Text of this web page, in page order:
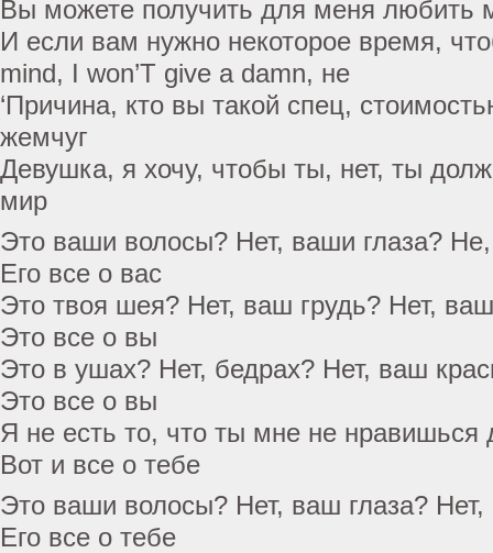
Вы можете получить для меня любить
И если вам нужно некоторое время,
mind, I won’T give a damn, не
‘Причина, кто вы такой спец,
жемчуг
Девушка, я хочу, чтобы ты, нет, ты
мир
Это ваши волосы? Нет, ваши глаза?
Его все о вас
Это твоя шея? Нет, ваш грудь? Нет,
Это все о вы
Это в ушах? Нет, бедрах? Нет, ваш
Это все о вы
Я не есть то, что ты мне не нравишься
Вот и все о тебе
Это ваши волосы? Нет, ваш глаза?
Его все о тебе